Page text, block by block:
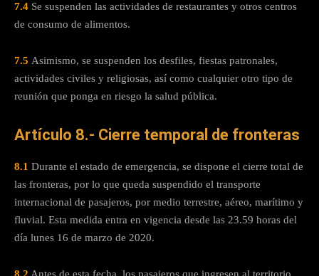
7.4 Se suspenden las actividades de restaurantes y otros centros
de consumo de alimentos.
7.5 Asimismo, se suspenden los desfiles, fiestas patronales,
actividades civiles y religiosas, así como cualquier otro tipo de
reunión que ponga en riesgo la salud pública.
Artículo 8.- Cierre temporal de fronteras
8.1 Durante el estado de emergencia, se dispone el cierre total de
las fronteras, por lo que queda suspendido el transporte
internacional de pasajeros, por medio terrestre, aéreo, marítimo y
fluvial. Esta medida entra en vigencia desde las 23.59 horas del
día lunes 16 de marzo de 2020.